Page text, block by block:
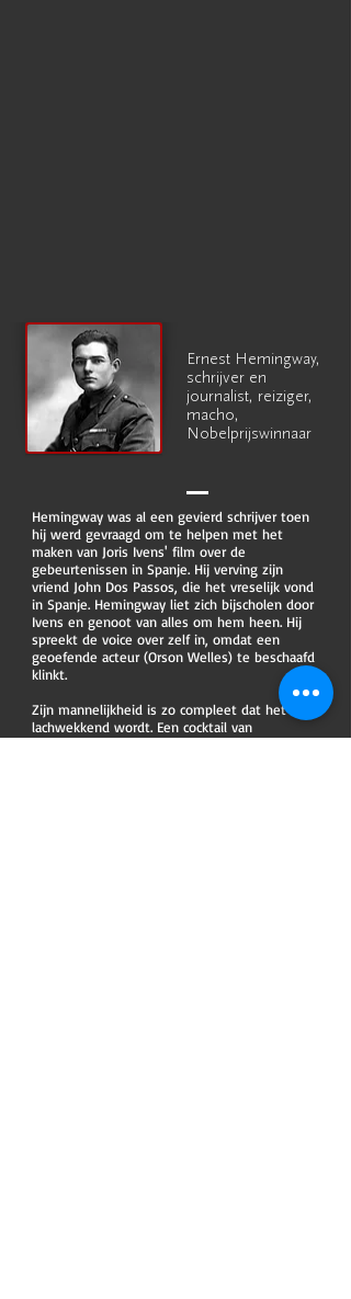
Ernest Hemingway,
schrijver en
journalist, reiziger,
macho,
Nobelprijswinnaar
Hemingway was al een gevierd schrijver toen
hij werd gevraagd om te helpen met het
maken van Joris Ivens' film over de
gebeurtenissen in Spanje. Hij verving zijn
vriend John Dos Passos, die het vreselijk vond
in Spanje. Hemingway liet zich bijscholen door
Ivens en genoot van alles om hem heen. Hij
spreekt de voice over zelf in, omdat een
geoefende acteur (Orson Welles) te beschaafd
klinkt.
Zijn mannelijkheid is zo compleet dat het
lachwekkend wordt. Een cocktail van